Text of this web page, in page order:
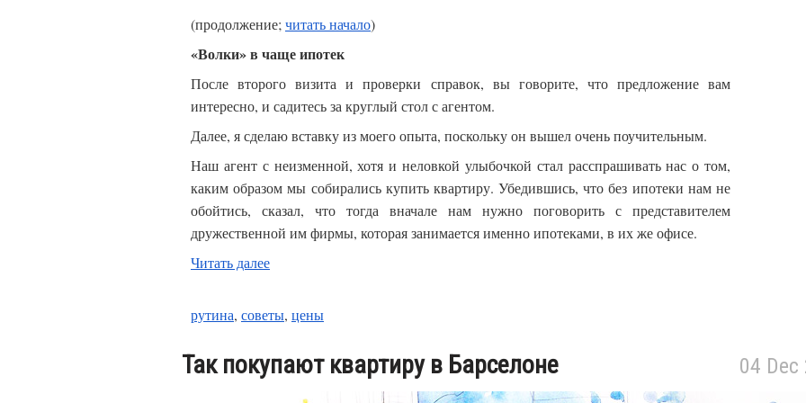
(продолжение; читать начало)
«Волки» в чаще ипотек
После второго визита и проверки справок, вы говорите, что предложение вам
интересно, и садитесь за круглый стол с агентом.
Далее, я сделаю вставку из моего опыта, поскольку он вышел очень поучительным.
Наш агент с неизменной, хотя и неловкой улыбочкой стал расспрашивать нас о том,
каким образом мы собирались купить квартиру. Убедившись, что без ипотеки нам не
обойтись, сказал, что тогда вначале нам нужно поговорить с представителем
дружественной им фирмы, которая занимается именно ипотеками, в их же офисе.
Читать далее
рутина, советы, цены
Так покупают квартиру в Барселоне 04 Dec